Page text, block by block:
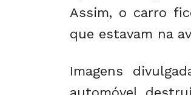
Assim, o carro
que estavam na
Imagens